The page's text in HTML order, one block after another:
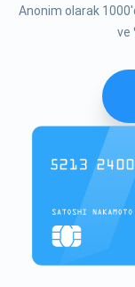
Anonim olarak
ve